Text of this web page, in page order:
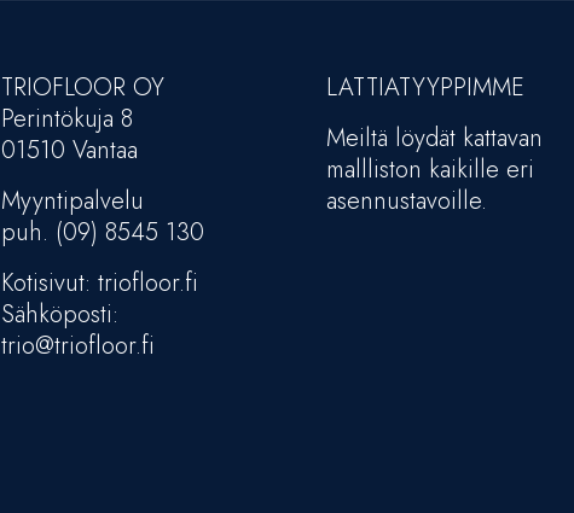
TRIOFLOOR OY
Perintökuja 8
01510 Vantaa
Myyntipalvelu
puh. (09) 8545 130
Kotisivut: triofloor.fi
Sähköposti:
trio@triofloor.fi
LATTIATYYPPIMME
Meiltä löydät kattavan
mallliston kaikille eri
asennustavoille.